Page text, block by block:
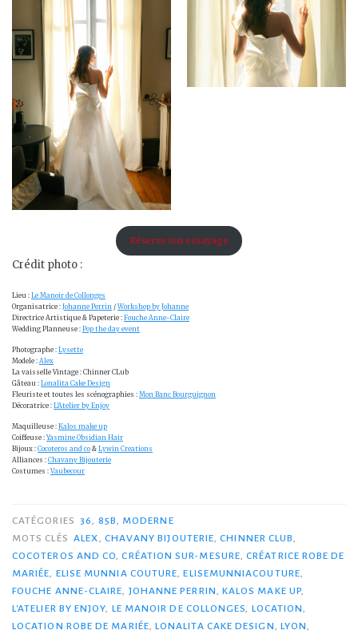
Réserve ton essayage
Crédit photo :
Lieu : Le Manoir de Collonges
Organisatrice : Johanne Perrin / Workshop by Johanne
Directrice Artistique & Papeterie : Fouche Anne-Claire
Wedding Planneuse : Pop the day event
Photographe : Lysette
Modele : Alex
La vaisselle Vintage : Chinner CLub
Gâteau : Lonalita Cake Design
Fleuriste et toutes les scénographies : Mon Banc Bourguignon
Décoratrice : L’Atelier by Enjoy
Maquilleuse : Kalos make up
Coiffeuse : Yasmine Obsidian Hair
Bijoux : Cocoteros and co & Lywin Creations
Alliances : Chavany Bijouterie
Costumes : Vaubecour
CATÉGORIES 36, 85B, MODERNE
MOTS CLÉS ALEX, CHAVANY BIJOUTERIE,CHINNER CLUB,
COCOTEROS AND CO,CRÉATION SUR-MESURE,CRÉATRICE ROBE DE
MARIÉE, ELISE MUNNIA COUTURE,ELISEMUNNIACOUTURE,
FOUCHE ANNE-CLAIRE, JOHANNE PERRIN, KALOS MAKE UP,
L'ATELIER BY ENJOY, LE MANOIR DE COLLONGES, LOCATION,
LOCATION ROBE DE MARIÉE,LONALITA CAKE DESIGN, LYON,